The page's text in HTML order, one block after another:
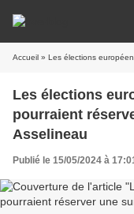
Accueil » Les élections européennes
Les élections
pourraient
Asselineau
Publié le 15/05/2024 à